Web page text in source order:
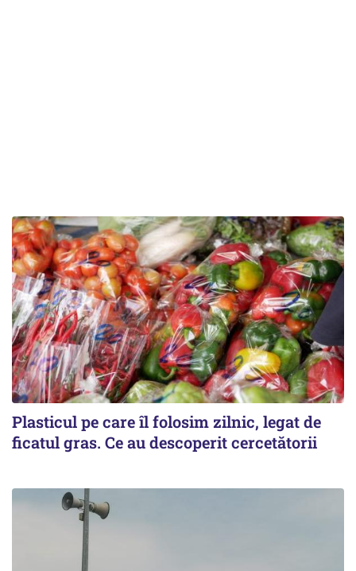
Plasticul pe care îl folosim zilnic, legat de
ficatul gras. Ce au descoperit cercetătorii